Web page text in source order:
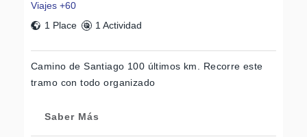
Viajes +60
1 Place
1 Actividad
Camino de Santiago 100 últimos km. Recorre este
tramo con todo organizado
Saber Más